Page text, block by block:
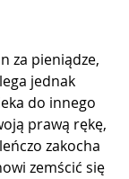
za pieniądze,
jednak
do innego
prawą rękę,
zakocha
zemścić się